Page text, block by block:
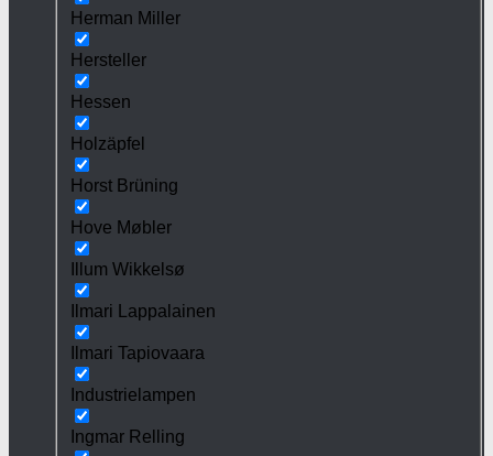
Herman Miller
Hersteller
Hessen
Holzäpfel
Horst Brüning
Hove Møbler
Illum Wikkelsø
Ilmari Lappalainen
Ilmari Tapiovaara
Industrielampen
Ingmar Relling